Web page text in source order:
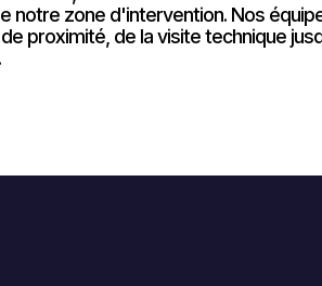
notre zone d'intervention. Nos
proximité, de la visite technique